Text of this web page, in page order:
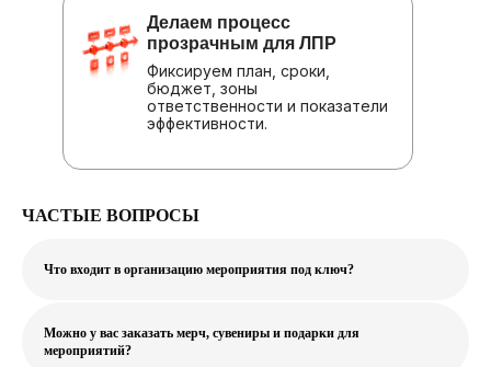
Фиксируем план, сроки,
бюджет, зоны
ответственности и показатели
эффективности.
Делаем процесс
прозрачным для ЛПР
ЧАСТЫЕ ВОПРОСЫ
Что входит в организацию мероприятия под ключ?
Можно у вас заказать мерч, сувениры и подарки для
мероприятий?